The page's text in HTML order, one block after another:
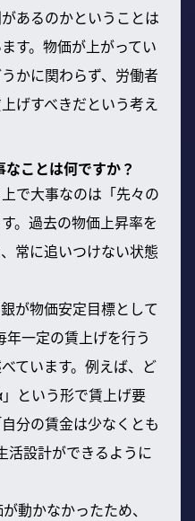
あるのかということは
す。物価が上がってい
かに関わらず、労働者
げすべきだという考え
ことは何ですか？
で大事なのは「先々の
。過去の物価上昇率を
常に追いつけない状態
が物価安定目標として
一定の賃上げを行う
ています。例えば、ど
という形で賃上げ要
分の賃金は少なくとも
活設計ができるように
動かなかったため、